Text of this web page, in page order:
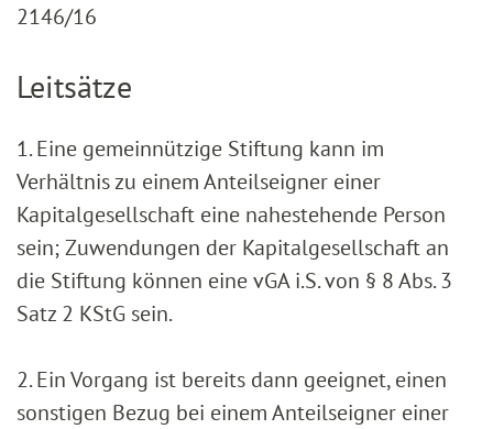
2146/16
Leitsätze
1. Eine gemeinnützige Stiftung kann im
Verhältnis zu einem Anteilseigner einer
Kapitalgesellschaft eine nahestehende Person
sein; Zuwendungen der Kapitalgesellschaft an
die Stiftung können eine vGA i.S. von § 8 Abs. 3
Satz 2 KStG sein.
2. Ein Vorgang ist bereits dann geeignet, einen
sonstigen Bezug bei einem Anteilseigner einer